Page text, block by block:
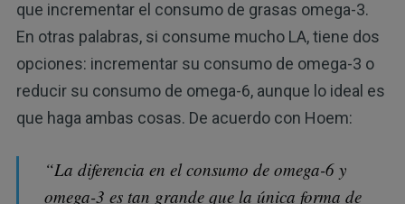
que incrementar el consumo de grasas omega-3.
En otras palabras, si consume mucho LA, tiene dos
opciones: incrementar su consumo de omega-3 o
reducir su consumo de omega-6, aunque lo ideal es
que haga ambas cosas. De acuerdo con Hoem:
“La diferencia en el consumo de omega-6 y
omega-3 es tan grande que la única forma de